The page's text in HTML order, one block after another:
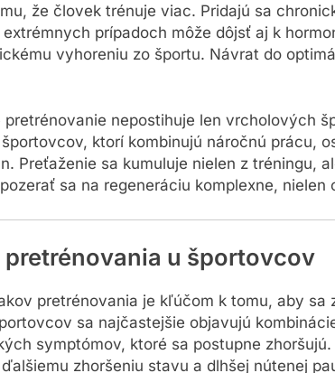
že človek trénuje viac. Pridajú sa
prípadoch môže dôjsť aj k
vyhoreniu zo športu. Návrat do
nepostihuje len vrcholových
ktorí kombinujú náročnú prácu,
Preťaženie sa kumuluje nielen z tréningu,
sa na regeneráciu komplexne, nielen
u športovcov
pretrénovania je kľúčom k tomu, aby sa
sa najčastejšie objavujú
symptómov, ktoré sa postupne
zhoršeniu stavu a dlhšej nútenej